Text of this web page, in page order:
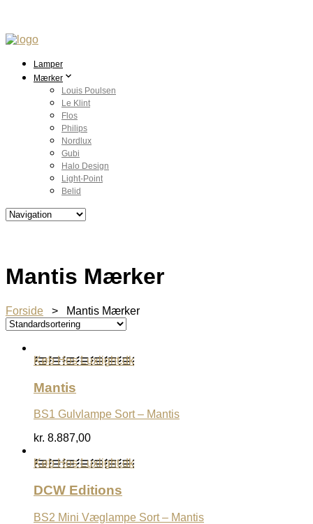
Lamper
Mærker
Louis Poulsen
Le Klint
Flos
Philips
Nordlux
Gubi
Halo Design
Light-Point
Belid
Mantis Mærker
Forside > Mantis Mærker
Køb Hos Luxlight.dk
Mantis
BS1 Gulvlampe Sort – Mantis
kr. 8.887,00
Køb Hos Luxlight.dk
DCW Editions
BS2 Mini Væglampe Sort – Mantis